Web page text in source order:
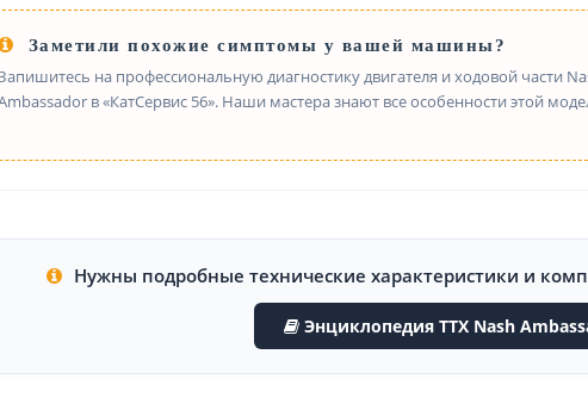
Заметили похожие симптомы у вашей машины?
на профессиональную диагностику двигателя и ходовой части
в «КатСервис 56». Наши мастера знают все особенности этой
Нужны подробные технические характеристики и
Энциклопедия ТТХ Nash